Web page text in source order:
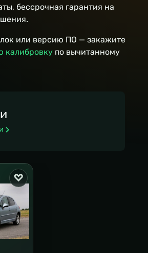
бессрочная гарантия на
или версию ПО — закажите
калибровку по вычитанному